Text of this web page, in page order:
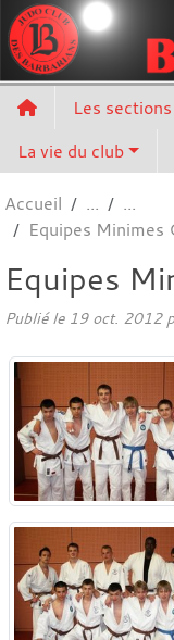
Les
La vie du club
Accueil
Equipes Minimes
Equipes
Publié le 19 oct. 2012
Panneau de gestion